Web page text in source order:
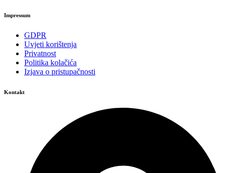
Impressum
GDPR
Uvjeti korištenja
Privatnost
Politika kolačića
Izjava o pristupačnosti
Kontakt